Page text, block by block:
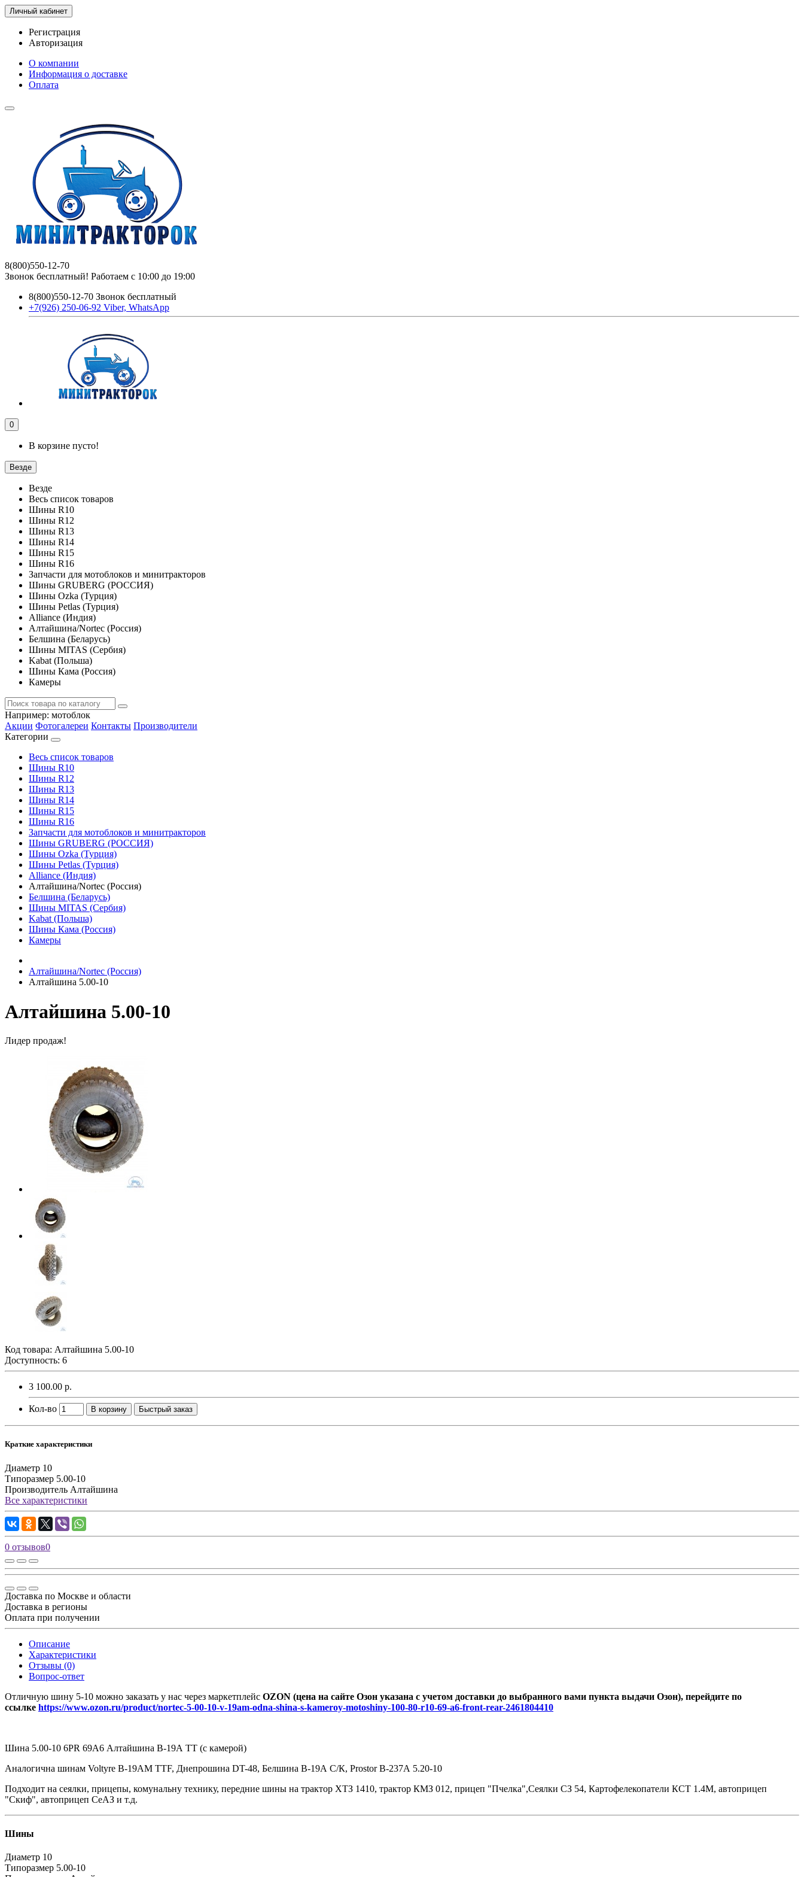
Личный кабинет
Регистрация
Авторизация
О компании
Информация о доставке
Оплата
8(800)550-12-70
Звонок бесплатный! Работаем с 10:00 до 19:00
8(800)550-12-70 Звонок бесплатный
+7(926) 250-06-92 Viber, WhatsApp
0
В корзине пусто!
Везде
Везде
Весь список товаров
Шины R10
Шины R12
Шины R13
Шины R14
Шины R15
Шины R16
Запчасти для мотоблоков и минитракторов
Шины GRUBERG (РОССИЯ)
Шины Ozka (Турция)
Шины Petlas (Турция)
Alliance (Индия)
Алтайшина/Nortec (Россия)
Белшина (Беларусь)
Шины MITAS (Сербия)
Kabat (Польша)
Шины Кама (Россия)
Камеры
Например: мотоблок
Акции Фотогалереи Контакты Производители
Категории
Весь список товаров
Шины R10
Шины R12
Шины R13
Шины R14
Шины R15
Шины R16
Запчасти для мотоблоков и минитракторов
Шины GRUBERG (РОССИЯ)
Шины Ozka (Турция)
Шины Petlas (Турция)
Alliance (Индия)
Алтайшина/Nortec (Россия)
Белшина (Беларусь)
Шины MITAS (Сербия)
Kabat (Польша)
Шины Кама (Россия)
Камеры
Алтайшина/Nortec (Россия)
Алтайшина 5.00-10
Алтайшина 5.00-10
Лидер продаж!
Код товара: Алтайшина 5.00-10
Доступность: 6
3 100.00 р.
Кол-во В корзину Быстрый заказ
Краткие характеристики
Диаметр 10
Типоразмер 5.00-10
Производитель Алтайшина
Все характеристики
0 отзывов0
Доставка по Москве и области
Доставка в регионы
Оплата при получении
Описание
Характеристики
Отзывы (0)
Вопрос-ответ
Отличную шину 5-10 можно заказать у нас через маркетплейс OZON (цена на сайте Озон указана с учетом доставки до выбранного вами пункта выдачи Озон), перейдите по
ссылке https://www.ozon.ru/product/nortec-5-00-10-v-19am-odna-shina-s-kameroy-motoshiny-100-80-r10-69-a6-front-rear-2461804410
Шина 5.00-10 6PR 69A6 Алтайшина В-19А TT (с камерой)
Аналогична шинам Voltyre В-19АМ TTF, Днепрошина DT-48, Белшина В-19А С/К, Prostor В-237А 5.20-10
Подходит на сеялки, прицепы, комунальну технику, передние шины на трактор ХТЗ 1410, трактор КМЗ 012, прицеп "Пчелка",Сеялки СЗ 54, Картофелекопатели КСТ 1.4М, автоприцеп
"Скиф", автоприцеп СeАЗ и т.д.
Шины
Диаметр 10
Типоразмер 5.00-10